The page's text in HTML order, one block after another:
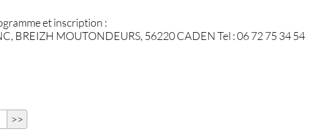
et inscription :
BREIZH MOUTONDEURS, 56220 CADEN Tel : 06 72 75 34 54